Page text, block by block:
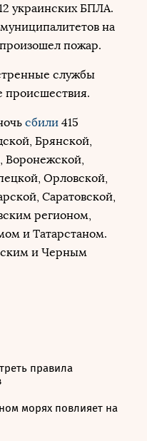
украинских БПЛА.
на
пожар.
службы
происшествия.
сбили 415
Брянской,
Воронежской,
Орловской,
Саратовской,
регионом,
и Татарстаном.
и Черным
правила
морях повлияет на